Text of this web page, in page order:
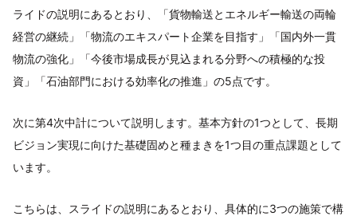
ライドの説明にあるとおり、「貨物輸送とエネルギー輸送の両輪
経営の継続」「物流のエキスパート企業を目指す」「国内外一貫
物流の強化」「今後市場成⻑が見込まれる分野への積極的な投
資」「石油部門における効率化の推進」の5点です。
次に第4次中計について説明します。基本方針の1つとして、⻑期
ビジョン実現に向けた基礎固めと種まきを1つ目の重点課題として
います。
こちらは、スライドの説明にあるとおり、具体的に3つの施策で構